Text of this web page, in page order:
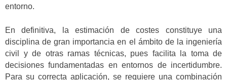
entorno.
En definitiva, la estimación de costes constituye una
disciplina de gran importancia en el ámbito de la ingeniería
civil y de otras ramas técnicas, pues facilita la toma de
decisiones fundamentadas en entornos de incertidumbre.
Para su correcta aplicación, se requiere una combinación